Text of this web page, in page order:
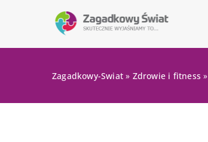
Zagadkowy-Swiat » Zdrowie i fitness »